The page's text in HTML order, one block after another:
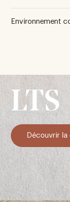
Environnement
LTS
Découvrir